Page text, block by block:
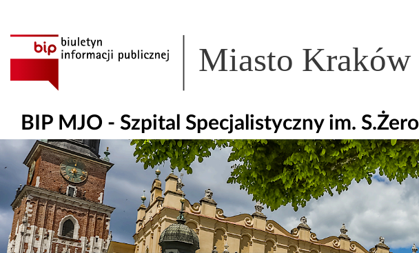
Miasto Kraków
BIP MJO - Szpital Specjalistyczny im.